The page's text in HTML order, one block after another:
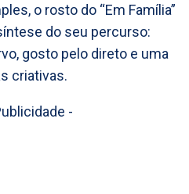
o rosto do “Em Família”
do seu percurso:
gosto pelo direto e uma
criativas.
-